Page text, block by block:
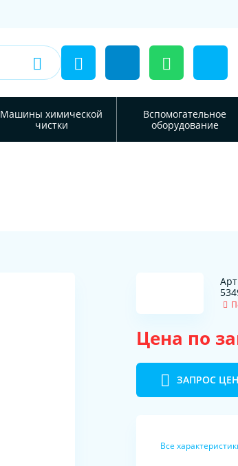
Машины химической
чистки
Вспомогательное
оборудование
Цена по
ЗАПРОС
Все